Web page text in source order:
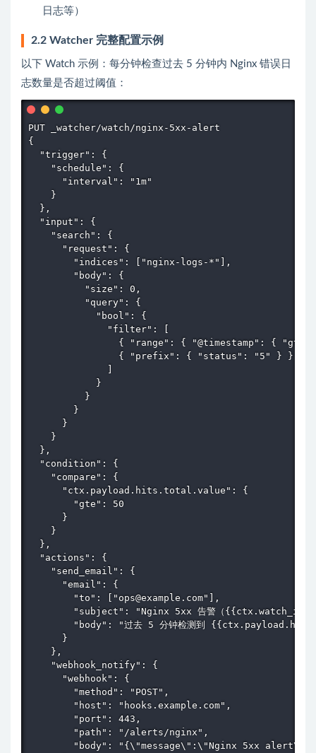
日志等）
2.2 Watcher 完整配置示例
以下 Watch 示例：每分钟检查过去 5 分钟内 Nginx 错误日
志数量是否超过阈值：
PUT _watcher/watch/nginx-5xx-alert
{
  "trigger": {
    "schedule": {
      "interval": "1m"
    }
  },
  "input": {
    "search": {
      "request": {
        "indices": ["nginx-logs-*"],
        "body": {
          "size": 0,
          "query": {
            "bool": {
              "filter": [
{ "range": { "@timestamp": {
                { "prefix": { "status": "5" } }
            }
          }
        }
      }
    }
  },
  "condition": {
    "compare": {
      "ctx.payload.hits.total.value": {
        "gte": 50
      }
    }
  },
  "actions": {
    "send_email": {
      "email": {
        "to": ["ops@example.com"],
"subject": "Nginx 5xx 告警（{{ctx.watch_id}}
"body": "过去 5 分钟检测到
      }
    },
    "webhook_notify": {
      "webhook": {
        "method": "POST",
        "host": "hooks.example.com",
        "port": 443,
        "path": "/alerts/nginx",
"body": "{\"message\":\"Nginx 5xx